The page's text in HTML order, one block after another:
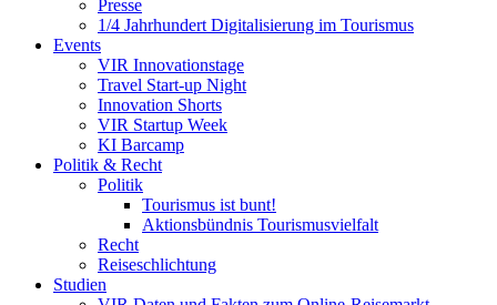
Presse
1/4 Jahrhundert Digitalisierung im Tourismus
Events
VIR Innovationstage
Travel Start-up Night
Innovation Shorts
VIR Startup Week
KI Barcamp
Politik & Recht
Politik
Tourismus ist bunt!
Aktionsbündnis Tourismusvielfalt
Recht
Reiseschlichtung
Studien